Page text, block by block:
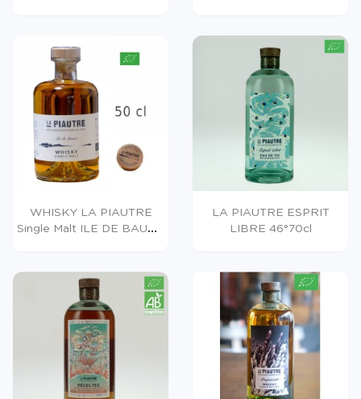
WHISKY LA PIAUTRE
Single Malt ILE DE BAURE
LA PIAUTRE ESPRIT
LIBRE 46°70cl